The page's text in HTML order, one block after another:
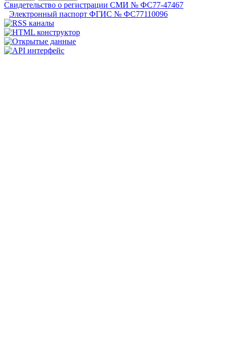
Свидетельство о регистрации СМИ № ФС77-47467
Электронный паспорт ФГИС № ФС77110096